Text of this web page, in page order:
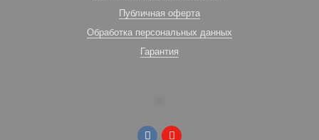
Публичная оферта
Обработка персональных данных
Гарантия